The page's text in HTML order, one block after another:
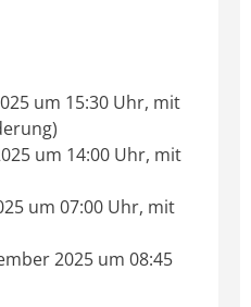
um 15:30 Uhr, mit
um 14:00 Uhr, mit
um 07:00 Uhr, mit
2025 um 08:45